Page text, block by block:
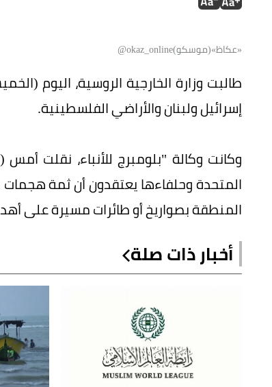
«عكاظ»(موسكو)okaz_online@
طالبت وزارة الخارجية الروسية، اليوم
إسرائيل ولبنان والأراضي الفلسطينية.
وكانت وكالة "بلومبرج للأنباء، نقلت أمس
المتحدة وحلفاءها يعتقدون أن ثمة
المنطقة بصواريخ أو طائرات مسيرة على
أخبار ذات صلة